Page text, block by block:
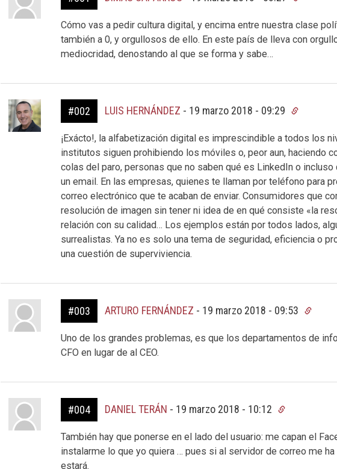
Cómo vas a pedir cultura digital, y encima entre nuestra clase
también a 0, y orgullosos de ello. En este país de lleva con
mediocridad, denostando al que se forma y sabe…
#002 LUIS HERNÁNDEZ - 19 marzo 2018 - 09:29
¡Exácto!, la alfabetización digital es imprescindible a todos los
institutos siguen prohibiendo los móviles o, peor aun, haciendo
colas del paro, personas que no saben qué es LinkedIn o incluso
un email. En las empresas, quienes te llaman por teléfono para
correo electrónico que te acaban de enviar. Consumidores que
resolución de imagen sin tener ni idea de en qué consiste «la
relación con su calidad… Los ejemplos están por todos lados,
surrealistas. Ya no es solo una tema de seguridad, eficiencia o
una cuestión de superviviencia.
#003 ARTURO FERNÁNDEZ - 19 marzo 2018 - 09:53
Uno de los grandes problemas, es que los departamentos de
CFO en lugar de al CEO.
#004 DANIEL TERÁN - 19 marzo 2018 - 10:12
También hay que ponerse en el lado del usuario: me capan el
instalarme lo que yo quiera … pues si al servidor de correo me
estará.